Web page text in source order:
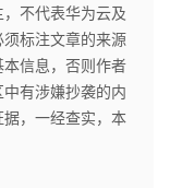
，不代表华为云及
标注文章的来源
本信息，否则作者
有涉嫌抄袭的内
，一经查实，本